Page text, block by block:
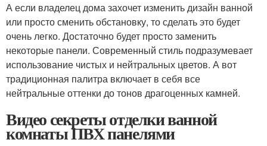
А если владелец дома захочет изменить дизайн ванной
или просто сменить обстановку, то сделать это будет
очень легко. Достаточно будет просто заменить
некоторые панели. Современный стиль подразумевает
использование чистых и нейтральных цветов. А вот
традиционная палитра включает в себя все
нейтральные оттенки до тонов драгоценных камней.
Видео секреты отделки ванной
комнаты ПВХ панелями